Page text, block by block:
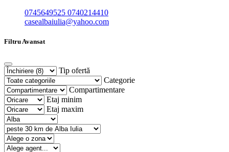
0745649525 0740214410
casealbaiulia@yahoo.com
Filtru Avansat
Tip ofertă
Categorie
Compartimentare
Etaj minim
Etaj maxim